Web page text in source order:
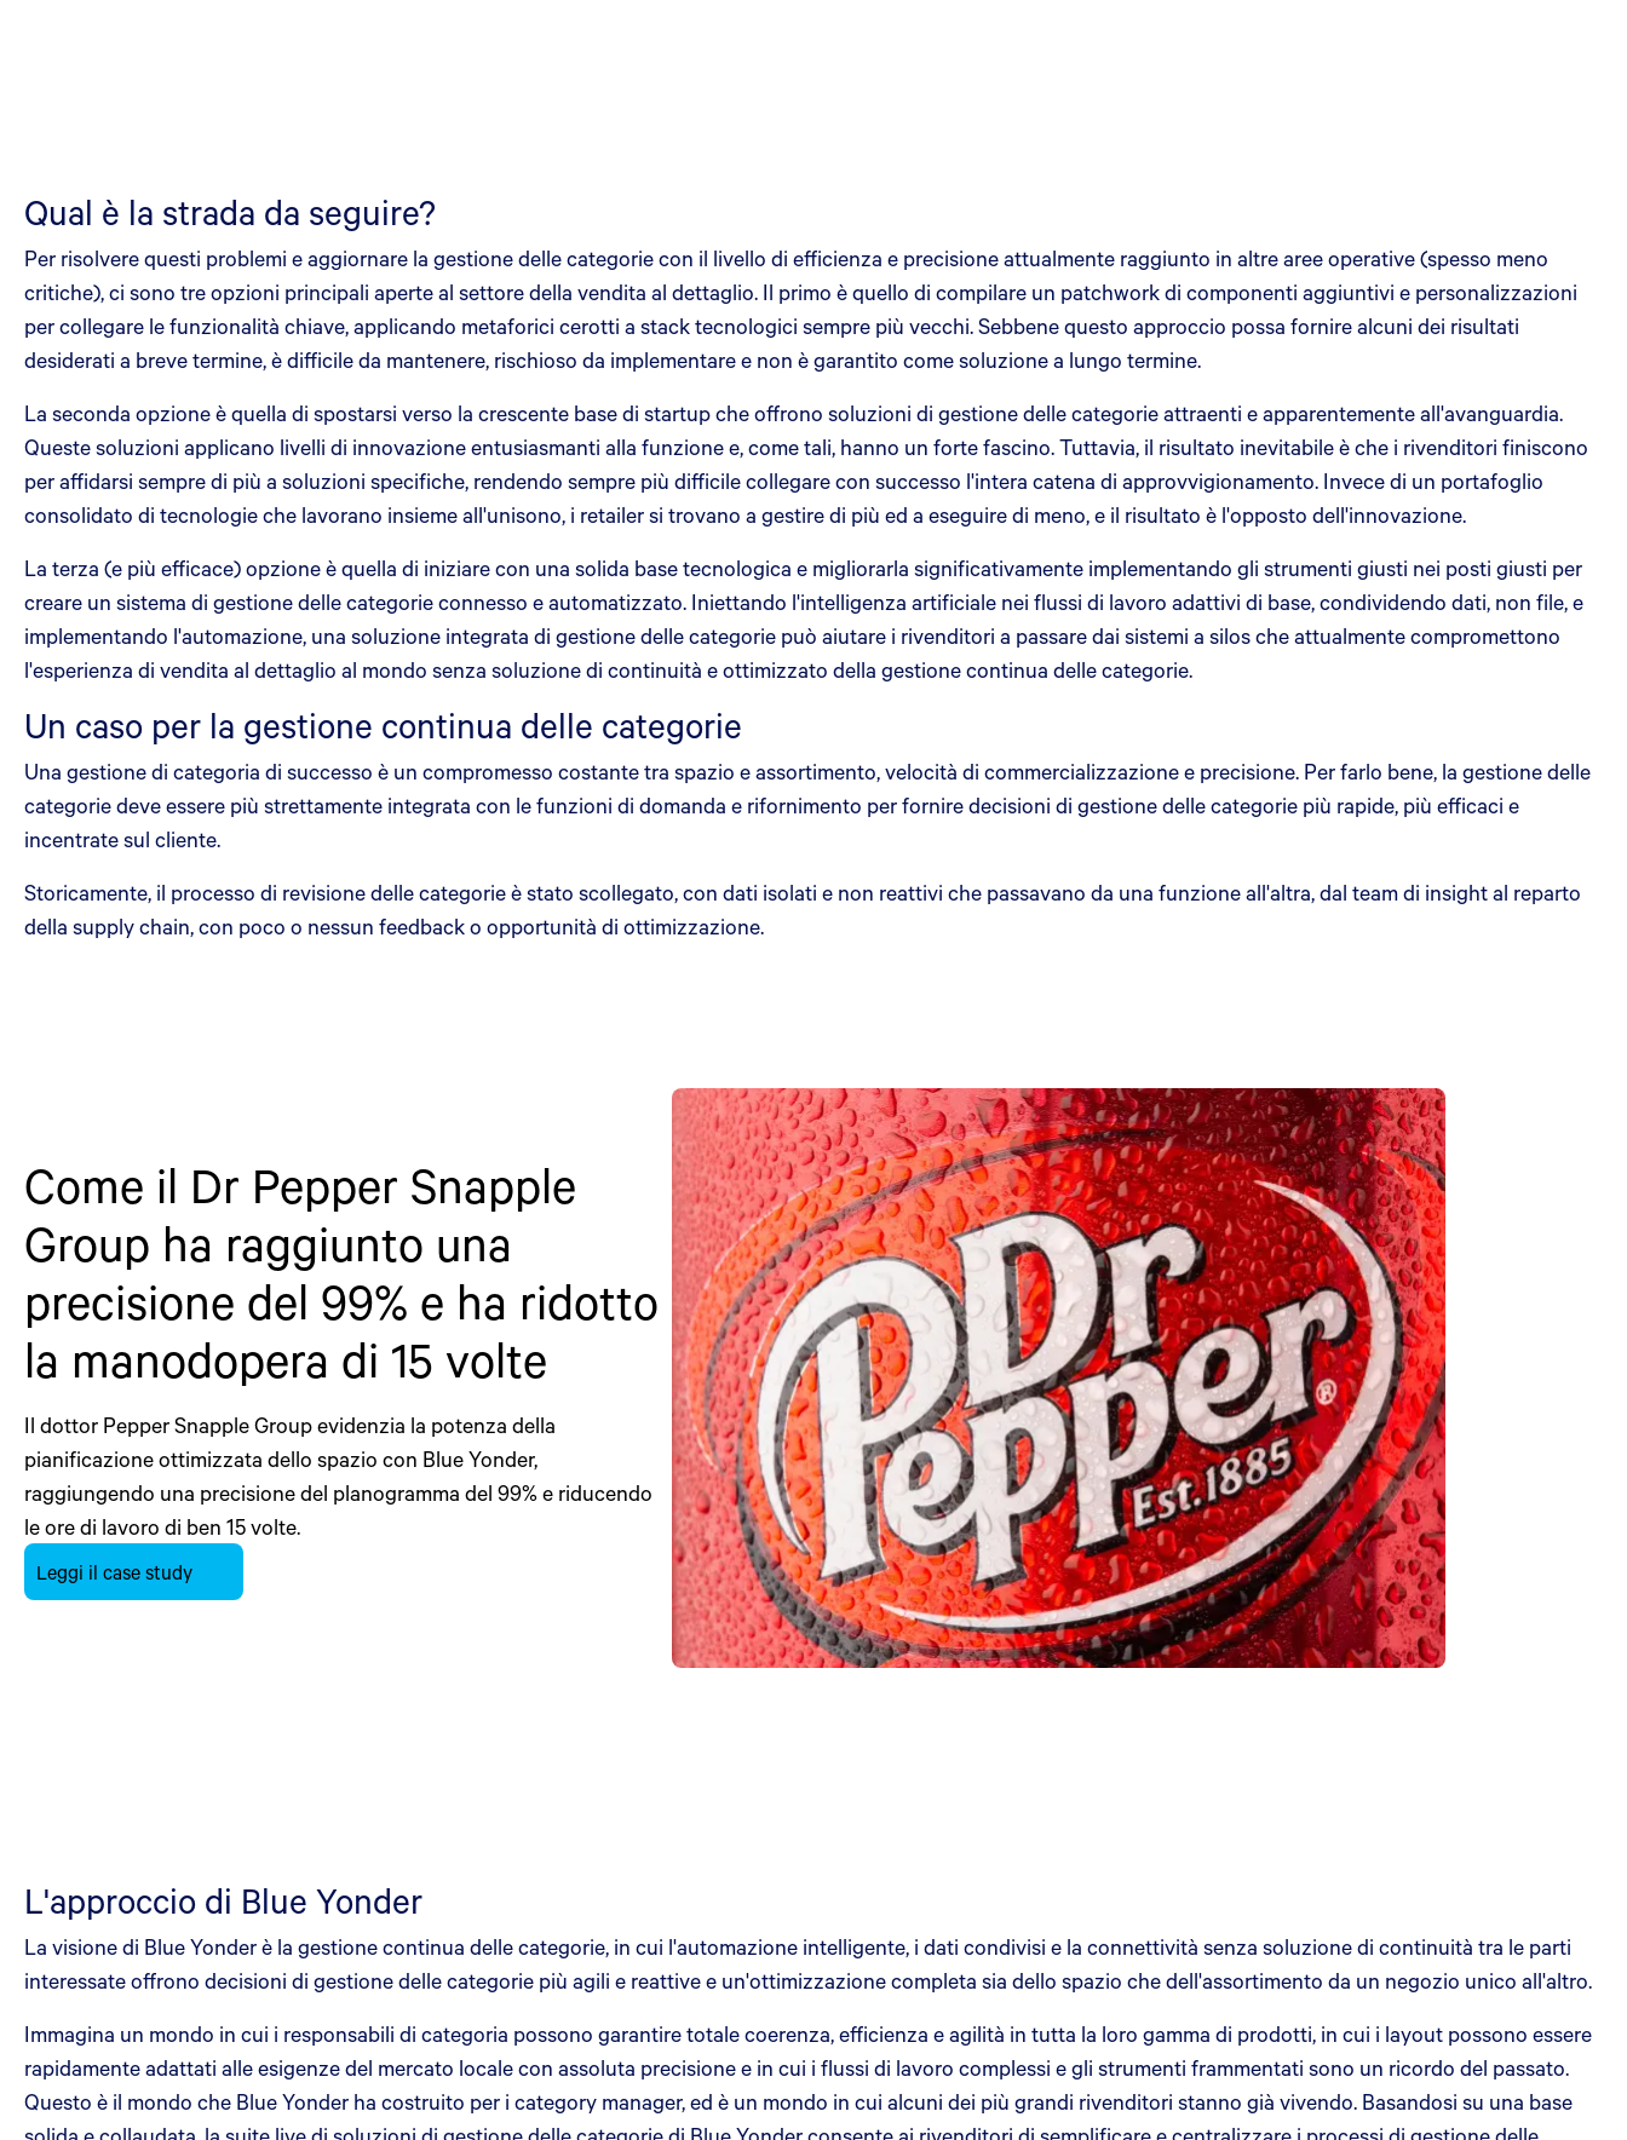
Qual è la strada da seguire?
Per risolvere questi problemi e aggiornare la gestione delle categorie con il livello di efficienza e precisione attualmente raggiunto in altre aree operative (spesso meno
critiche), ci sono tre opzioni principali aperte al settore della vendita al dettaglio. Il primo è quello di compilare un patchwork di componenti aggiuntivi e personalizzazioni
per collegare le funzionalità chiave, applicando metaforici cerotti a stack tecnologici sempre più vecchi. Sebbene questo approccio possa fornire alcuni dei risultati
desiderati a breve termine, è difficile da mantenere, rischioso da implementare e non è garantito come soluzione a lungo termine.
La seconda opzione è quella di spostarsi verso la crescente base di startup che offrono soluzioni di gestione delle categorie attraenti e apparentemente all'avanguardia.
Queste soluzioni applicano livelli di innovazione entusiasmanti alla funzione e, come tali, hanno un forte fascino. Tuttavia, il risultato inevitabile è che i rivenditori finiscono
per affidarsi sempre di più a soluzioni specifiche, rendendo sempre più difficile collegare con successo l'intera catena di approvvigionamento. Invece di un portafoglio
consolidato di tecnologie che lavorano insieme all'unisono, i retailer si trovano a gestire di più ed a eseguire di meno, e il risultato è l'opposto dell'innovazione.
La terza (e più efficace) opzione è quella di iniziare con una solida base tecnologica e migliorarla significativamente implementando gli strumenti giusti nei posti giusti per
creare un sistema di gestione delle categorie connesso e automatizzato. Iniettando l'intelligenza artificiale nei flussi di lavoro adattivi di base, condividendo dati, non file, e
implementando l'automazione, una soluzione integrata di gestione delle categorie può aiutare i rivenditori a passare dai sistemi a silos che attualmente compromettono
l'esperienza di vendita al dettaglio al mondo senza soluzione di continuità e ottimizzato della gestione continua delle categorie.
Un caso per la gestione continua delle categorie
Una gestione di categoria di successo è un compromesso costante tra spazio e assortimento, velocità di commercializzazione e precisione. Per farlo bene, la gestione delle
categorie deve essere più strettamente integrata con le funzioni di domanda e rifornimento per fornire decisioni di gestione delle categorie più rapide, più efficaci e
incentrate sul cliente.
Storicamente, il processo di revisione delle categorie è stato scollegato, con dati isolati e non reattivi che passavano da una funzione all'altra, dal team di insight al reparto
della supply chain, con poco o nessun feedback o opportunità di ottimizzazione.
Come il Dr Pepper Snapple
Group ha raggiunto una
precisione del 99% e ha ridotto
la manodopera di 15 volte
Il dottor Pepper Snapple Group evidenzia la potenza della
pianificazione ottimizzata dello spazio con Blue Yonder,
raggiungendo una precisione del planogramma del 99% e riducendo
le ore di lavoro di ben 15 volte.
Leggi il case study
L'approccio di Blue Yonder
La visione di Blue Yonder è la gestione continua delle categorie, in cui l'automazione intelligente, i dati condivisi e la connettività senza soluzione di continuità tra le parti
interessate offrono decisioni di gestione delle categorie più agili e reattive e un'ottimizzazione completa sia dello spazio che dell'assortimento da un negozio unico all'altro.
Immagina un mondo in cui i responsabili di categoria possono garantire totale coerenza, efficienza e agilità in tutta la loro gamma di prodotti, in cui i layout possono essere
rapidamente adattati alle esigenze del mercato locale con assoluta precisione e in cui i flussi di lavoro complessi e gli strumenti frammentati sono un ricordo del passato.
Questo è il mondo che Blue Yonder ha costruito per i category manager, ed è un mondo in cui alcuni dei più grandi rivenditori stanno già vivendo. Basandosi su una base